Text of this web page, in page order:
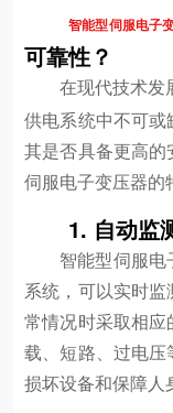
智能型伺服电子
可靠性？
在现代技术发
供电系统中不可
其是否具备更高
伺服电子变压器的
1. 自动监
智能型伺服
系统，可以实时
常情况时采取相
载、短路、过电
损坏设备和保障人